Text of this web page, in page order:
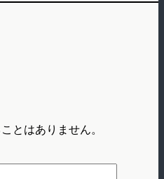
とはありません。